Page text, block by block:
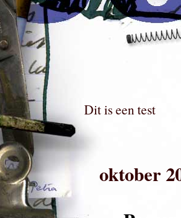
Dit is een test
oktober